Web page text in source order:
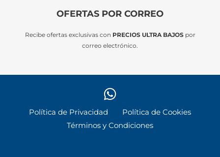
OFERTAS POR CORREO
Recibe ofertas exclusivas con PRECIOS ULTRA BAJOSpor
correo electrónico.
Política de Privacidad
Política de Cookies
Términos y Condiciones